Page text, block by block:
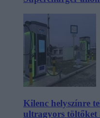
Kilenc helyszínre
ultragyors töltőket